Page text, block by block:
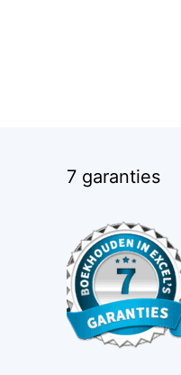
7 garanties